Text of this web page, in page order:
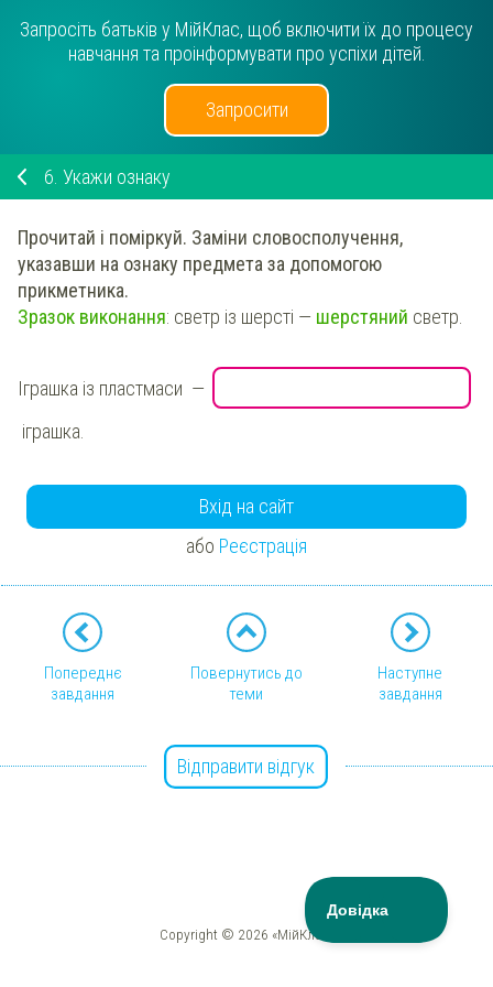
Запросіть батьків у МійКлас, щоб включити їх до процесу
навчання та проінформувати про успіхи дітей.
Запросити
6. Укажи ознаку
Прочитай і поміркуй. Заміни словосполучення,
указавши на ознаку предмета за допомогою
прикметника.
Зразок виконання: светр із шерсті — шерстяний светр.
Іграшка із пластмаси —
іграшка.
Вхід на сайт
або Реєстрація
Попереднє
завдання
Повернутись до
теми
Наступне
завдання
Відправити відгук
Copyright © 2026 «МійКлас»